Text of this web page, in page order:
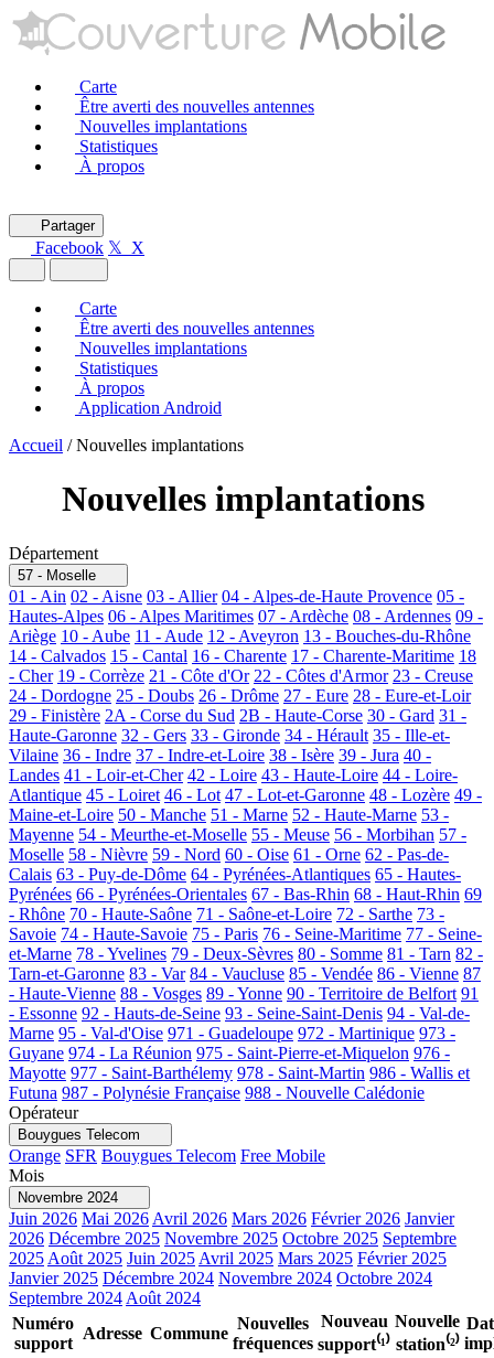
Carte
Être averti des nouvelles antennes
Nouvelles implantations
Statistiques
À propos
Partager
Facebook 𝕏 X
Carte
Être averti des nouvelles antennes
Nouvelles implantations
Statistiques
À propos
Application Android
Accueil / Nouvelles implantations
Nouvelles implantations
Département
57 - Moselle
01 - Ain 02 - Aisne 03 - Allier 04 - Alpes-de-Haute Provence 05 -
Hautes-Alpes 06 - Alpes Maritimes 07 - Ardèche 08 - Ardennes 09 -
Ariège 10 - Aube 11 - Aude 12 - Aveyron 13 - Bouches-du-Rhône
14 - Calvados 15 - Cantal 16 - Charente 17 - Charente-Maritime 18
- Cher 19 - Corrèze 21 - Côte d'Or 22 - Côtes d'Armor 23 - Creuse
24 - Dordogne 25 - Doubs 26 - Drôme 27 - Eure 28 - Eure-et-Loir
29 - Finistère 2A - Corse du Sud 2B - Haute-Corse 30 - Gard 31 -
Haute-Garonne 32 - Gers 33 - Gironde 34 - Hérault 35 - Ille-et-
Vilaine 36 - Indre 37 - Indre-et-Loire 38 - Isère 39 - Jura 40 -
Landes 41 - Loir-et-Cher 42 - Loire 43 - Haute-Loire 44 - Loire-
Atlantique 45 - Loiret 46 - Lot 47 - Lot-et-Garonne 48 - Lozère 49 -
Maine-et-Loire 50 - Manche 51 - Marne 52 - Haute-Marne 53 -
Mayenne 54 - Meurthe-et-Moselle 55 - Meuse 56 - Morbihan 57 -
Moselle 58 - Nièvre 59 - Nord 60 - Oise 61 - Orne 62 - Pas-de-
Calais 63 - Puy-de-Dôme 64 - Pyrénées-Atlantiques 65 - Hautes-
Pyrénées 66 - Pyrénées-Orientales 67 - Bas-Rhin 68 - Haut-Rhin 69
- Rhône 70 - Haute-Saône 71 - Saône-et-Loire 72 - Sarthe 73 -
Savoie 74 - Haute-Savoie 75 - Paris 76 - Seine-Maritime 77 - Seine-
et-Marne 78 - Yvelines 79 - Deux-Sèvres 80 - Somme 81 - Tarn 82 -
Tarn-et-Garonne 83 - Var 84 - Vaucluse 85 - Vendée 86 - Vienne 87
- Haute-Vienne 88 - Vosges 89 - Yonne 90 - Territoire de Belfort 91
- Essonne 92 - Hauts-de-Seine 93 - Seine-Saint-Denis 94 - Val-de-
Marne 95 - Val-d'Oise 971 - Guadeloupe 972 - Martinique 973 -
Guyane 974 - La Réunion 975 - Saint-Pierre-et-Miquelon 976 -
Mayotte 977 - Saint-Barthélemy 978 - Saint-Martin 986 - Wallis et
Futuna 987 - Polynésie Française 988 - Nouvelle Calédonie
Opérateur
Bouygues Telecom
Orange SFR Bouygues Telecom Free Mobile
Mois
Novembre 2024
Juin 2026 Mai 2026 Avril 2026 Mars 2026 Février 2026 Janvier
2026 Décembre 2025 Novembre 2025 Octobre 2025 Septembre
2025 Août 2025 Juin 2025 Avril 2025 Mars 2025 Février 2025
Janvier 2025 Décembre 2024 Novembre 2024 Octobre 2024
Septembre 2024 Août 2024
Numéro
support
Adresse Commune
Nouvelles
fréquences
Nouveau
support⁽¹⁾
Nouvelle
station⁽²⁾